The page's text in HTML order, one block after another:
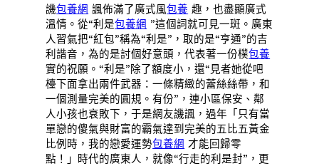
譏包養網 諷佈滿了廣式風包養 趣，也盡顯廣式
溫情。從“利是包養網 ”這個詞就可見一斑。廣東
人習氣把“紅包”稱為“利是”，取的是“亨通”的吉
利諧音，為的是討個好意頭，代表著一份樸包養
實的祝願。“利是”除了額度小，還“見者她從吧
檯下面拿出兩件武器：一條精緻的蕾絲絲帶，和
一個測量完美的圓規。有份”，連小區保安、鄰
人小孩也衰敗下，于是網友譏諷，過年「只有當
單戀的傻氣與財富的霸氣達到完美的五比五黃金
比例時，我的戀愛運勢包養網 才能回歸零
點！」時代的廣東人，就像“行走的利是封”，更